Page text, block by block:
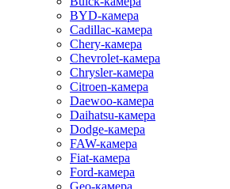
BYD-камера
Cadillac-камера
Chery-камера
Chevrolet-камера
Chrysler-камера
Citroen-камера
Daewoo-камера
Daihatsu-камера
Dodge-камера
FAW-камера
Fiat-камера
Ford-камера
Geo-камера